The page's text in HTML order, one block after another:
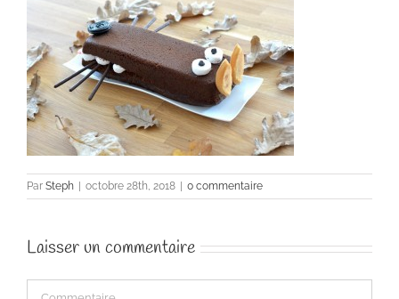
Par Steph | octobre 28th, 2018 | 0 commentaire
Laisser un commentaire